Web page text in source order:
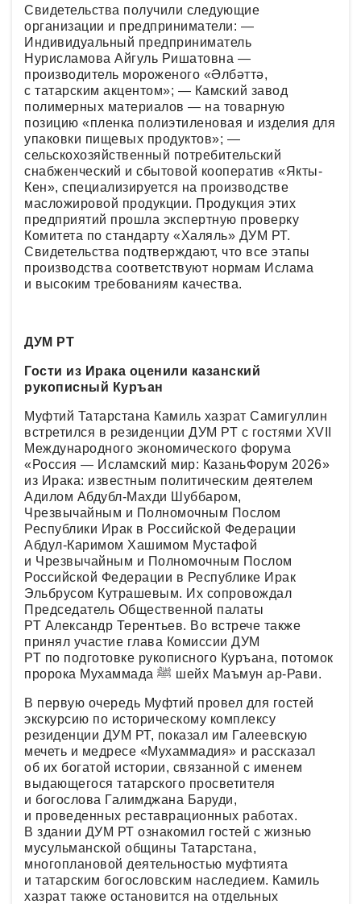
Свидетельства получили следующие
организации и предприниматели: —
Индивидуальный предприниматель
Нурисламова Айгуль Ришатовна —
производитель мороженого «Әлбәттә,
с татарским акцентом»; — Камский завод
полимерных материалов — на товарную
позицию «пленка полиэтиленовая и изделия для
упаковки пищевых продуктов»; —
сельскохозяйственный потребительский
снабженческий и сбытовой кооператив «Якты-
Кен», специализируется на производстве
масложировой продукции. Продукция этих
предприятий прошла экспертную проверку
Комитета по стандарту «Халяль» ДУМ РТ.
Свидетельства подтверждают, что все этапы
производства соответствуют нормам Ислама
и высоким требованиям качества.
ДУМ РТ
Гости из Ирака оценили казанский
рукописный Куръан
Муфтий Татарстана Камиль хазрат Самигуллин
встретился в резиденции ДУМ РТ с гостями XVII
Международного экономического форума
«Россия — Исламский мир: КазаньФорум 2026»
из Ирака: известным политическим деятелем
Адилом Абдубл-Махди Шуббаром,
Чрезвычайным и Полномочным Послом
Республики Ирак в Российской Федерации
Абдул-Каримом Хашимом Мустафой
и Чрезвычайным и Полномочным Послом
Российской Федерации в Республике Ирак
Эльбрусом Кутрашевым. Их сопровождал
Председатель Общественной палаты
РТ Александр Терентьев. Во встрече также
принял участие глава Комиссии ДУМ
РТ по подготовке рукописного Куръана, потомок
пророка Мухаммада ﷺ шейх Маъмун ар-Рави.
В первую очередь Муфтий провел для гостей
экскурсию по историческому комплексу
резиденции ДУМ РТ, показал им Галеевскую
мечеть и медресе «Мухаммадия» и рассказал
об их богатой истории, связанной с именем
выдающегося татарского просветителя
и богослова Галимджана Баруди,
и проведенных реставрационных работах.
В здании ДУМ РТ ознакомил гостей с жизнью
мусульманской общины Татарстана,
многоплановой деятельностью муфтията
и татарским богословским наследием. Камиль
хазрат также остановится на отдельных